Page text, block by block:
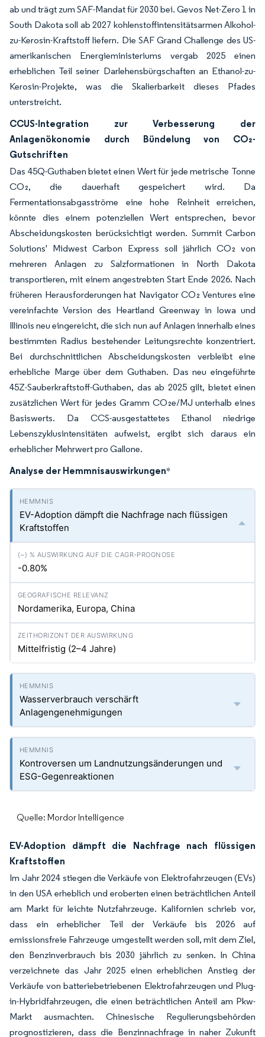
ab und trägt zum SAF-Mandat für 2030 bei. Gevos Net-Zero 1 in
South Dakota soll ab 2027 kohlenstoffintensitätsarmen Alkohol-
zu-Kerosin-Kraftstoff liefern. Die SAF Grand Challenge des US-
amerikanischen Energieministeriums vergab 2025 einen
erheblichen Teil seiner Darlehensbürgschaften an Ethanol-zu-
Kerosin-Projekte, was die Skalierbarkeit dieses Pfades
unterstreicht.
CCUS-Integration zur Verbesserung der
Anlagenökonomie durch Bündelung von CO₂-
Gutschriften
Das 45Q-Guthaben bietet einen Wert für jede metrische Tonne
CO₂, die dauerhaft gespeichert wird. Da
Fermentationsabgasströme eine hohe Reinheit erreichen,
könnte dies einem potenziellen Wert entsprechen, bevor
Abscheidungskosten berücksichtigt werden. Summit Carbon
Solutions' Midwest Carbon Express soll jährlich CO₂ von
mehreren Anlagen zu Salzformationen in North Dakota
transportieren, mit einem angestrebten Start Ende 2026. Nach
früheren Herausforderungen hat Navigator CO₂ Ventures eine
vereinfachte Version des Heartland Greenway in Iowa und
Illinois neu eingereicht, die sich nun auf Anlagen innerhalb eines
bestimmten Radius bestehender Leitungsrechte konzentriert.
Bei durchschnittlichen Abscheidungskosten verbleibt eine
erhebliche Marge über dem Guthaben. Das neu eingeführte
45Z-Sauberkraftstoff-Guthaben, das ab 2025 gilt, bietet einen
zusätzlichen Wert für jedes Gramm CO₂e/MJ unterhalb eines
Basiswerts. Da CCS-ausgestattetes Ethanol niedrige
Lebenszyklusintensitäten aufweist, ergibt sich daraus ein
erheblicher Mehrwert pro Gallone.
Analyse der Hemmnisauswirkungen*
EV-Adoption dämpft die Nachfrage nach flüssigen
Kraftstoffen
-0.80%
Nordamerika, Europa, China
Mittelfristig (2–4 Jahre)
Wasserverbrauch verschärft
Anlagengenehmigungen
Kontroversen um Landnutzungsänderungen und
ESG-Gegenreaktionen
Quelle: Mordor Intelligence
EV-Adoption dämpft die Nachfrage nach flüssigen
Kraftstoffen
Im Jahr 2024 stiegen die Verkäufe von Elektrofahrzeugen (EVs)
in den USA erheblich und eroberten einen beträchtlichen Anteil
am Markt für leichte Nutzfahrzeuge. Kalifornien schrieb vor,
dass ein erheblicher Teil der Verkäufe bis 2026 auf
emissionsfreie Fahrzeuge umgestellt werden soll, mit dem Ziel,
den Benzinverbrauch bis 2030 jährlich zu senken. In China
verzeichnete das Jahr 2025 einen erheblichen Anstieg der
Verkäufe von batteriebetriebenen Elektrofahrzeugen und Plug-
in-Hybridfahrzeugen, die einen beträchtlichen Anteil am Pkw-
Markt ausmachten. Chinesische Regulierungsbehörden
prognostizieren, dass die Benzinnachfrage in naher Zukunft